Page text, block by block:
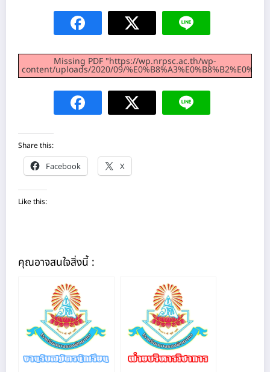
Missing PDF "https://wp.nrpsc.ac.th/wp-
content/uploads/2020/09/
Share this:
Facebook
X
Like this:
คุณอาจสนใจสิ่งนี้ :